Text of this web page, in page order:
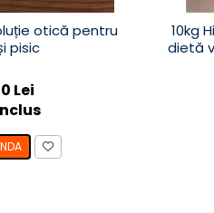
otică pentru
pisic
Lei
10kg
dietă